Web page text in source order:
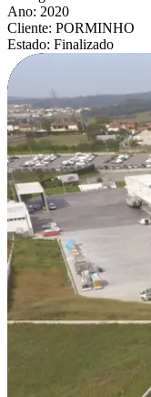
Ano: 2020
Cliente: PORMINHO
Estado: Finalizado